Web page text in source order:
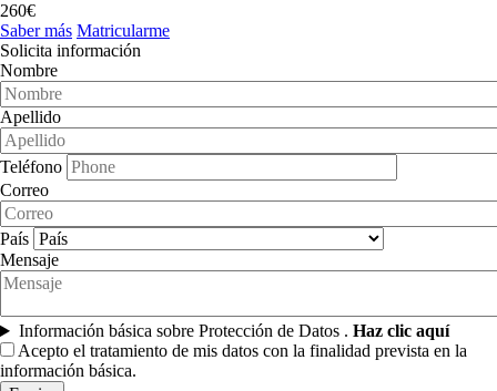
260€
Saber más Matricularme
Solicita información
Nombre
Apellido
Teléfono
Correo
País
Mensaje
Información básica sobre Protección de Datos . Haz clic aquí
Acepto el tratamiento de mis datos con la finalidad prevista en la
información básica.